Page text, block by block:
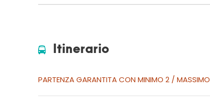
Itinerario
PARTENZA GARANTITA CON MINIMO 2 /